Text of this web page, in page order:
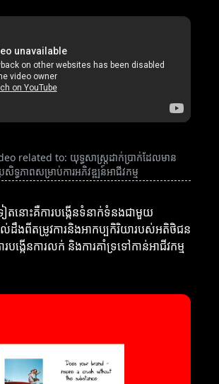
related to: យុទ្ធសាស្ត្រដាក់ប្រាក់ដែលមាន
សិទ្ធភាពសម្រាប់ការអភិវឌ្ឍន៍អាជីវកម្ម
តនោះគឺការបង្កើនទំនាក់ទំនងជាមួយ
ដឹងពីតម្រូវការនិងអាកប្បកិរិយារបស់អតិថិជន
បង្កើនការលក់ និងការគាំទ្រទៅកាន់អាជីវកម្ម